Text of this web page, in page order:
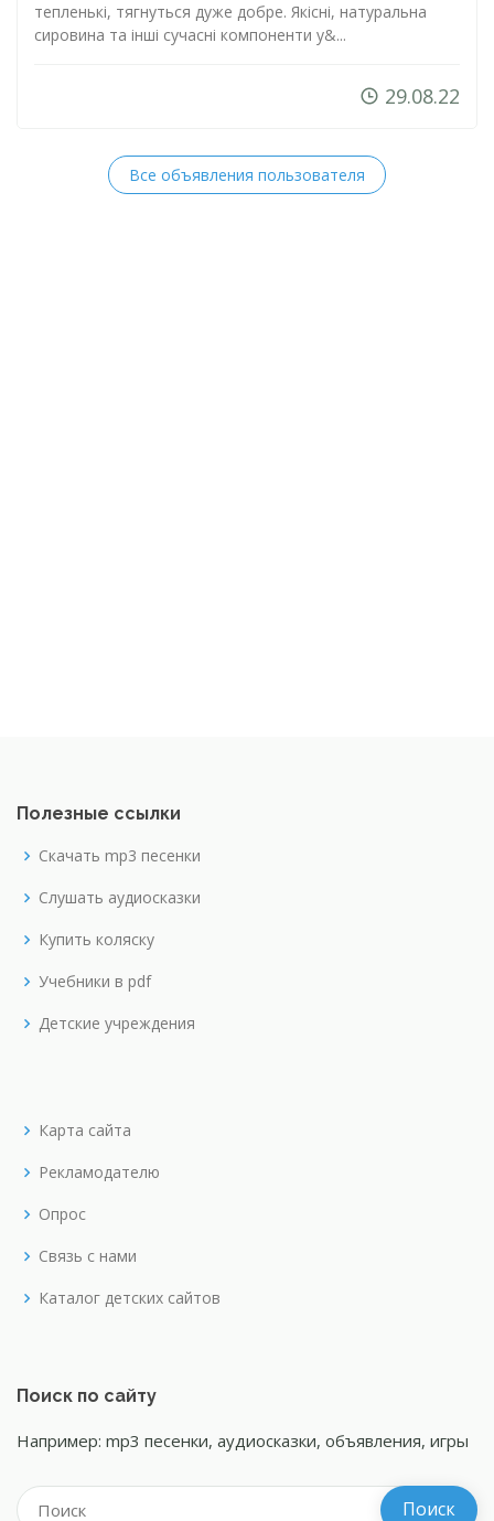
тепленькі, тягнуться дуже добре. Якісні, натуральна
сировина та інші сучасні компоненти у&...
29.08.22
Все объявления пользователя
Полезные ссылки
Скачать mp3 песенки
Слушать аудиосказки
Купить коляску
Учебники в pdf
Детские учреждения
Карта сайта
Рекламодателю
Опрос
Связь с нами
Каталог детских сайтов
Поиск по сайту
Например: mp3 песенки, аудиосказки, объявления, игры